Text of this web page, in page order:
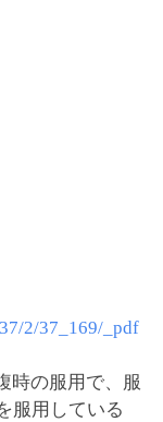
2/37_169/_pdf
時の服用で、服
服用している